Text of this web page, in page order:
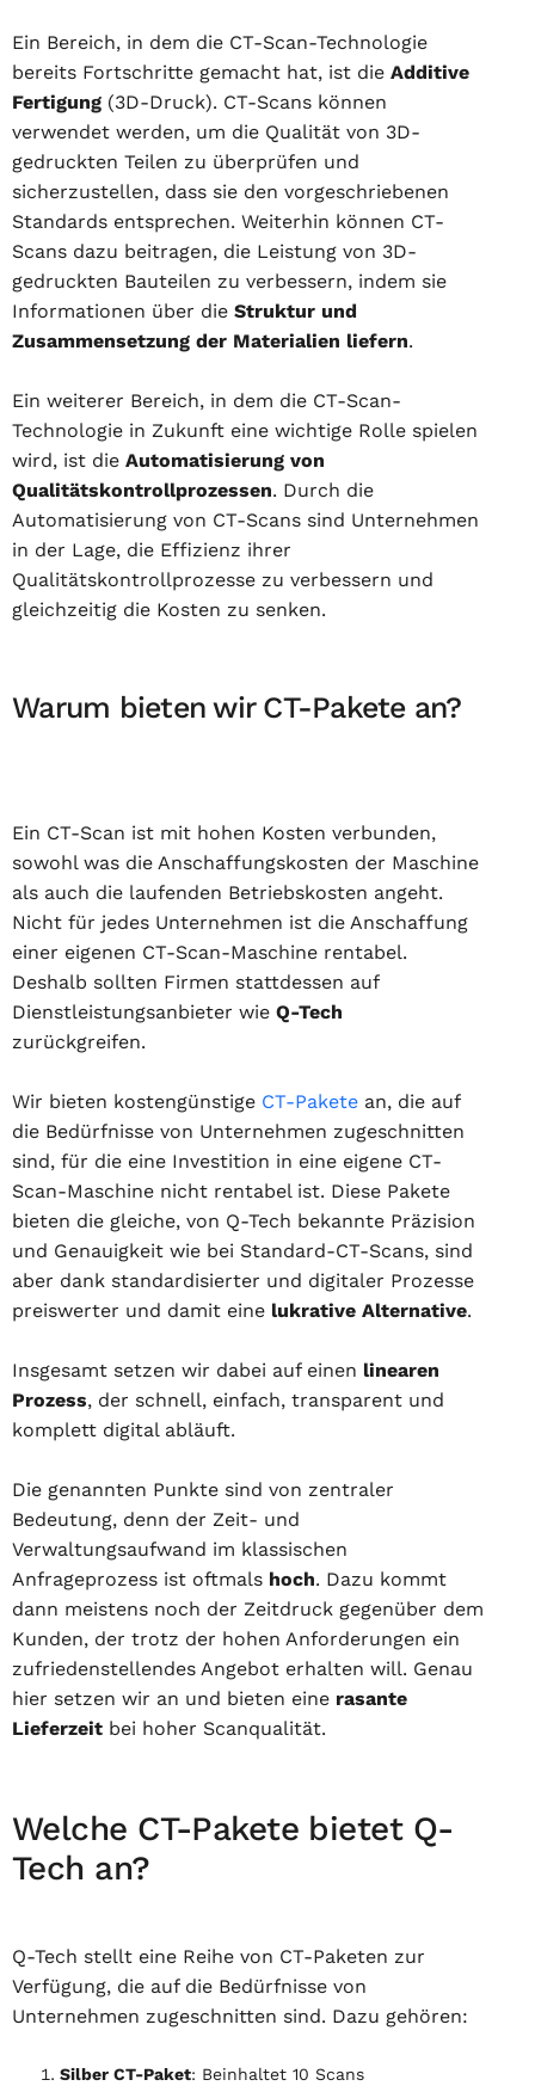
Ein Bereich, in dem die CT-Scan-Technologie
bereits Fortschritte gemacht hat, ist die Additive
Fertigung (3D-Druck). CT-Scans können
verwendet werden, um die Qualität von 3D-
gedruckten Teilen zu überprüfen und
sicherzustellen, dass sie den vorgeschriebenen
Standards entsprechen. Weiterhin können CT-
Scans dazu beitragen, die Leistung von 3D-
gedruckten Bauteilen zu verbessern, indem sie
Informationen über die Struktur und
Zusammensetzung der Materialien liefern.
Ein weiterer Bereich, in dem die CT-Scan-
Technologie in Zukunft eine wichtige Rolle spielen
wird, ist die Automatisierung von
Qualitätskontrollprozessen. Durch die
Automatisierung von CT-Scans sind Unternehmen
in der Lage, die Effizienz ihrer
Qualitätskontrollprozesse zu verbessern und
gleichzeitig die Kosten zu senken.
Warum bieten wir CT-Pakete an?
Ein CT-Scan ist mit hohen Kosten verbunden,
sowohl was die Anschaffungskosten der Maschine
als auch die laufenden Betriebskosten angeht.
Nicht für jedes Unternehmen ist die Anschaffung
einer eigenen CT-Scan-Maschine rentabel.
Deshalb sollten Firmen stattdessen auf
Dienstleistungsanbieter wie Q-Tech
zurückgreifen.
Wir bieten kostengünstige CT-Pakete an, die auf
die Bedürfnisse von Unternehmen zugeschnitten
sind, für die eine Investition in eine eigene CT-
Scan-Maschine nicht rentabel ist. Diese Pakete
bieten die gleiche, von Q-Tech bekannte Präzision
und Genauigkeit wie bei Standard-CT-Scans, sind
aber dank standardisierter und digitaler Prozesse
preiswerter und damit eine lukrative Alternative.
Insgesamt setzen wir dabei auf einen linearen
Prozess, der schnell, einfach, transparent und
komplett digital abläuft.
Die genannten Punkte sind von zentraler
Bedeutung, denn der Zeit- und
Verwaltungsaufwand im klassischen
Anfrageprozess ist oftmals hoch. Dazu kommt
dann meistens noch der Zeitdruck gegenüber dem
Kunden, der trotz der hohen Anforderungen ein
zufriedenstellendes Angebot erhalten will. Genau
hier setzen wir an und bieten eine rasante
Lieferzeit bei hoher Scanqualität.
Welche CT-Pakete bietet Q-
Tech an?
Q-Tech stellt eine Reihe von CT-Paketen zur
Verfügung, die auf die Bedürfnisse von
Unternehmen zugeschnitten sind. Dazu gehören:
Silber CT-Paket: Beinhaltet 10 Scans